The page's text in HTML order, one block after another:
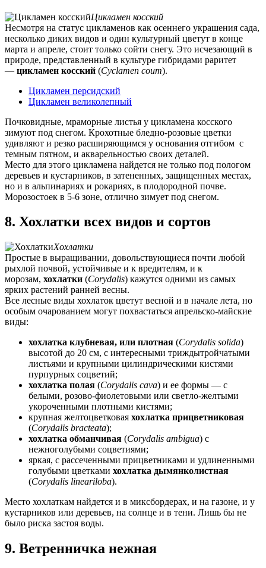
Цикламен косский
Несмотря на статус цикламенов как осеннего украшения сада,
несколько диких видов и один культурный цветут в конце
марта и апреле, стоит только сойти снегу. Это исчезающий в
природе, представленный в культуре гибридами раритет
— цикламен косский (Cyclamen coum).
Цикламен персидский
Цикламен великолепный
Почковидные, мраморные листья у цикламена косского
зимуют под снегом. Крохотные бледно-розовые цветки
удивляют и резко расширяющимся у основания отгибом с
темным пятном, и акварельностью своих деталей.
Место для этого цикламена найдется не только под пологом
деревьев и кустарников, в затененных, защищенных местах,
но и в альпинариях и рокариях, в плодородной почве.
Морозостоек в 5-6 зоне, отлично зимует под снегом.
8. Хохлатки всех видов и сортов
Хохлатки
Простые в выращивании, довольствующиеся почти любой
рыхлой почвой, устойчивые и к вредителям, и к
морозам, хохлатки (Corydalis) кажутся одними из самых
ярких растений ранней весны.
Все лесные виды хохлаток цветут весной и в начале лета, но
особым очарованием могут похвастаться апрельско-майские
виды:
хохлатка клубневая, или плотная (Corydalis solida)
высотой до 20 см, с интересными триждытройчатыми
листьями и крупными цилиндрическими кистями
пурпурных соцветий;
хохлатка полая (Corydalis cava) и ее формы — с
белыми, розово-фиолетовыми или светло-желтыми
укороченными плотными кистями;
крупная желтоцветковая хохлатка прицветниковая
(Corydalis bracteata);
хохлатка обманчивая (Corydalis ambigua) с
нежноголубыми соцветиями;
яркая, с рассеченными прицветниками и удлиненными
голубыми цветками хохлатка дымянколистная
(Corydalis lineariloba).
Место хохлаткам найдется и в миксбордерах, и на газоне, и у
кустарников или деревьев, на солнце и в тени. Лишь бы не
было риска застоя воды.
9. Ветренничка нежная